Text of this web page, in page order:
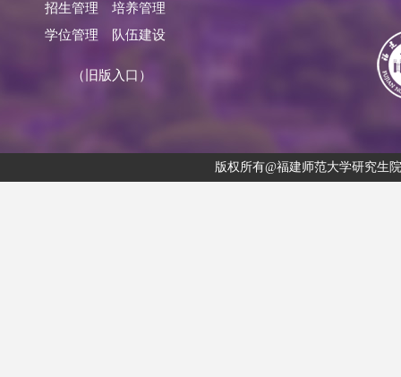
招生管理
培养管理
学位管理
队伍建设
（旧版入口）
版权所有@福建师范大学研究